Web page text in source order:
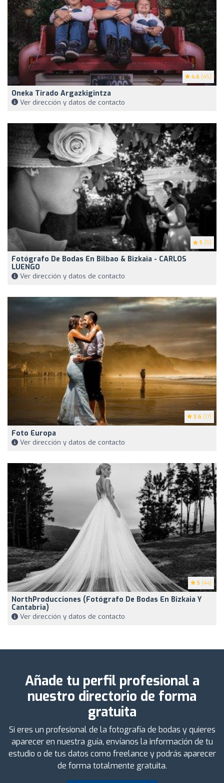
4.6 (45)
Oneka Tirado Argazkigintza
Ver dirección y datos de contacto
5 (5)
Fotógrafo De Bodas En Bilbao & Bizkaia - CARLOS
LUENGO
Ver dirección y datos de contacto
3.6 (17)
Foto Europa
Ver dirección y datos de contacto
5 (44)
NorthProducciones (Fotógrafo De Bodas En Bizkaia Y
Cantabria)
Ver dirección y datos de contacto
Añade tu perfil profesional a
nuestro directorio de forma
gratuita
Si eres un profesional de la fotografía de bodas y quieres
aparecer en nuestra guía, envíanos la información de tu
estudio o de tus datos como freelance y podrás aparecer
de forma totalmente gratuita.